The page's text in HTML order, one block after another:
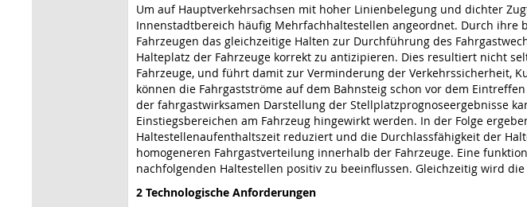
Um auf Hauptverkehrsachsen mit hoher Linienbelegung und dichter
Innenstadtbereich häufig Mehrfachhaltestellen angeordnet. Durch ihre
Fahrzeugen das gleichzeitige Halten zur Durchführung des
Halteplatz der Fahrzeuge korrekt zu antizipieren. Dies resultiert nicht
Fahrzeuge, und führt damit zur Verminderung der Verkehrssicherheit,
können die Fahrgastströme auf dem Bahnsteig schon vor dem
der fahrgastwirksamen Darstellung der Stellplatzprognoseergebnisse
Einstiegsbereichen am Fahrzeug hingewirkt werden. In der Folge
Haltestellenaufenthaltszeit reduziert und die Durchlassfähigkeit der
homogeneren Fahrgastverteilung innerhalb der Fahrzeuge. Eine
nachfolgenden Haltestellen positiv zu beeinflussen. Gleichzeitig wird
2 Technologische Anforderungen